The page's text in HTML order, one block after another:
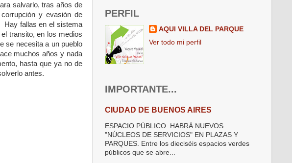
salvarlo, tras años de
y evasión de
Hay fallas en el sistema
transito, en los medios
se necesita a un pueblo
muchos años y nada
hasta que ya no de
antes.
PERFIL
AQUI VILLA DEL PARQUE
Ver todo mi perfil
IMPORTANTE...
CIUDAD DE BUENOS AIRES
ESPACIO PÚBLICO. HABRÁ NUEVOS
"NÚCLEOS DE SERVICIOS" EN PLAZAS Y
PARQUES. Entre los dieciséis espacios verdes
públicos que se abre...